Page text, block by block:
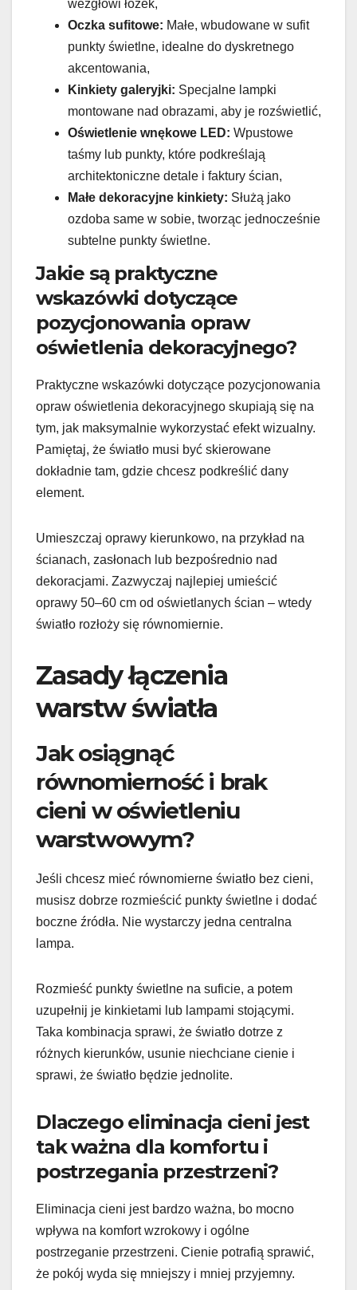
wezgłowi łóżek,
Oczka sufitowe: Małe, wbudowane w sufit
punkty świetlne, idealne do dyskretnego
akcentowania,
Kinkiety galeryjki: Specjalne lampki
montowane nad obrazami, aby je rozświetlić,
Oświetlenie wnękowe LED: Wpustowe
taśmy lub punkty, które podkreślają
architektoniczne detale i faktury ścian,
Małe dekoracyjne kinkiety: Służą jako
ozdoba same w sobie, tworząc jednocześnie
subtelne punkty świetlne.
Jakie są praktyczne
wskazówki dotyczące
pozycjonowania opraw
oświetlenia dekoracyjnego?
Praktyczne wskazówki dotyczące pozycjonowania
opraw oświetlenia dekoracyjnego skupiają się na
tym, jak maksymalnie wykorzystać efekt wizualny.
Pamiętaj, że światło musi być skierowane
dokładnie tam, gdzie chcesz podkreślić dany
element.
Umieszczaj oprawy kierunkowo, na przykład na
ścianach, zasłonach lub bezpośrednio nad
dekoracjami. Zazwyczaj najlepiej umieścić
oprawy 50–60 cm od oświetlanych ścian – wtedy
światło rozłoży się równomiernie.
Zasady łączenia
warstw światła
Jak osiągnąć
równomierność i brak
cieni w oświetleniu
warstwowym?
Jeśli chcesz mieć równomierne światło bez cieni,
musisz dobrze rozmieścić punkty świetlne i dodać
boczne źródła. Nie wystarczy jedna centralna
lampa.
Rozmieść punkty świetlne na suficie, a potem
uzupełnij je kinkietami lub lampami stojącymi.
Taka kombinacja sprawi, że światło dotrze z
różnych kierunków, usunie niechciane cienie i
sprawi, że światło będzie jednolite.
Dlaczego eliminacja cieni jest
tak ważna dla komfortu i
postrzegania przestrzeni?
Eliminacja cieni jest bardzo ważna, bo mocno
wpływa na komfort wzrokowy i ogólne
postrzeganie przestrzeni. Cienie potrafią sprawić,
że pokój wyda się mniejszy i mniej przyjemny.